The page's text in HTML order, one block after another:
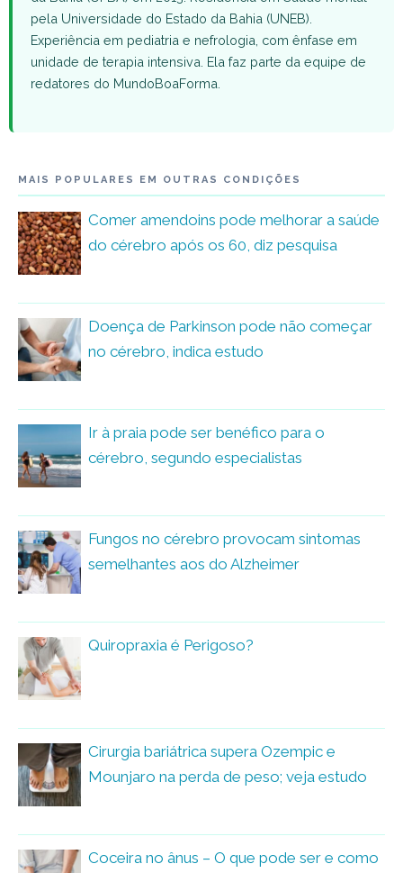
pela Universidade do Estado da Bahia (UNEB).
Experiência em pediatria e nefrologia, com ênfase em
unidade de terapia intensiva. Ela faz parte da equipe de
redatores do MundoBoaForma.
MAIS POPULARES EM OUTRAS CONDIÇÕES
Comer amendoins pode melhorar a saúde
do cérebro após os 60, diz pesquisa
Doença de Parkinson pode não começar
no cérebro, indica estudo
Ir à praia pode ser benéfico para o
cérebro, segundo especialistas
Fungos no cérebro provocam sintomas
semelhantes aos do Alzheimer
Quiropraxia é Perigoso?
Cirurgia bariátrica supera Ozempic e
Mounjaro na perda de peso; veja estudo
Coceira no ânus – O que pode ser e como